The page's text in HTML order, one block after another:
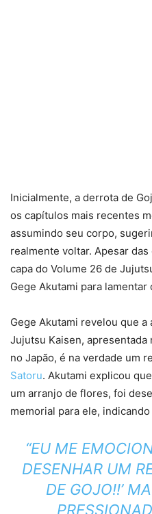
Inicialmente, a derrota de
os capítulos mais recentes
assumindo seu corpo,
realmente voltar. Apesar
capa do Volume 26 de
Gege Akutami para
Gege Akutami revelou que a
Jujutsu Kaisen,
no Japão, é na verdade um
Satoru. Akutami explicou
um arranjo de flores, foi
memorial para ele,
“EU ME
DESENHAR UM
DE GOJO!!’